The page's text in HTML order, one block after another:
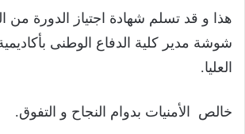
هذا و قد تسلم شهادة اجتياز الدورة من
شوشة مدير كلية الدفاع الوطنى
العليا.
خالص الأمنيات بدوام النجاح و التفوق.